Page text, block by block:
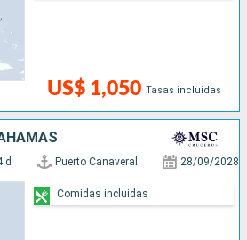
US$ 1,050 Tasas incluidas
d Puerto Canaveral 28/09/2028
Comidas incluidas